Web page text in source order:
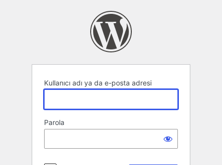
Kullanıcı adı ya da e-posta adresi
Parola